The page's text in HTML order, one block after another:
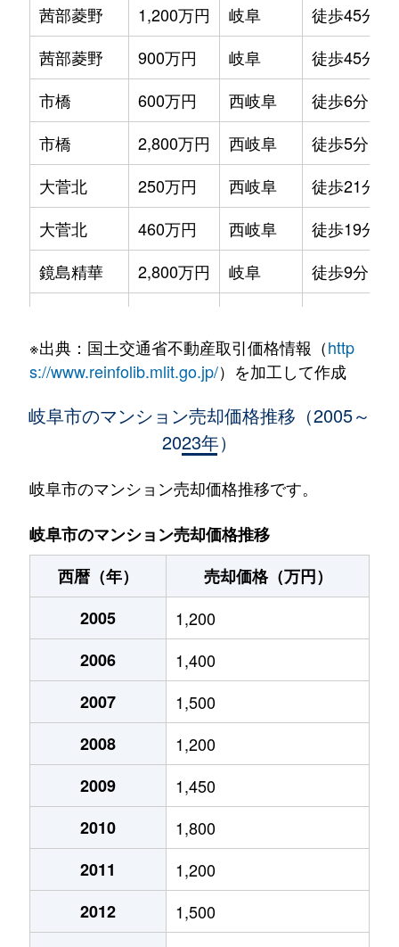
茜部菱野
1,200万円 岐阜
徒歩45分
茜部菱野
900万円 岐阜
徒歩45分
市橋
600万円 西岐阜
徒歩6分
市橋
2,800万円 西岐阜
徒歩5分
大菅北
250万円 西岐阜
徒歩21分
大菅北
460万円 西岐阜
徒歩19分
鏡島精華
2,800万円 岐阜
徒歩9分
加納大黒町
3,300万円 岐阜
徒歩11分
3,200万円
加納水野町
240万円 岐阜
蕪城町
2,700万円 岐阜
神室町
3,100万円 岐阜
徒歩14分
500万円
510万円
清住町
2,700万円
清住町
2,600万円
清住町
3,000万円
1,100万円
幸ノ町
490万円
幸ノ町
1,600万円
※出典：国土交通省不動産取引価格情報（http
s://www.reinfolib.mlit.go.jp/）を加工して作成
岐阜市のマンション売却価格推移（2005～
2023年）
岐阜市のマンション売却価格推移です。
岐阜市のマンション売却価格推移
西暦（年）
売却価格（万円）
2005
1,200
2006
1,400
2007
1,500
2008
1,200
2009
1,450
2010
1,800
2011
1,200
2012
1,500